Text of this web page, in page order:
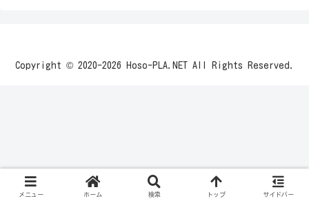
Copyright © 2020-2026 Hoso-PLA.NET All Rights Reserved.
メニュー ホーム 検索 トップ サイドバー